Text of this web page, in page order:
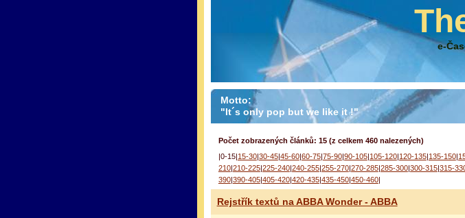
e-
Motto:
"It´s only pop but we like it !"
Počet zobrazených článků: 15 (z celkem 460 nalezených)
|0-15| 15-30| 30-45| 45-60| 60-75| 75-90| 90-105| 105-120| 120-135| 135-150|
210| 210-225| 225-240| 240-255| 255-270| 270-285| 285-300| 300-315| 315-
390| 390-405| 405-420| 420-435| 435-450| 450-460|
Rejstřík textů na ABBA Wonder - ABBA